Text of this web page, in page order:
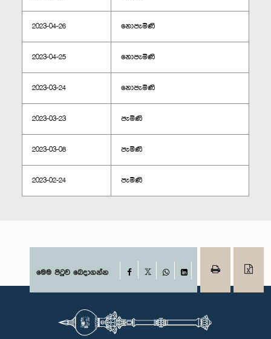
2023-04-26 නොපැමිණි
2023-04-25 නොපැමිණි
2023-03-24 නොපැමිණි
2023-03-23 පැමිණි
2023-03-08 පැමිණි
2023-02-24 පැමිණි
මෙම පිටුව බෙදාගන්න Facebook
WhatsAppLinkedIn